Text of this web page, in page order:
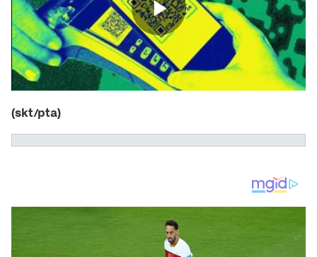
(skt/pta)